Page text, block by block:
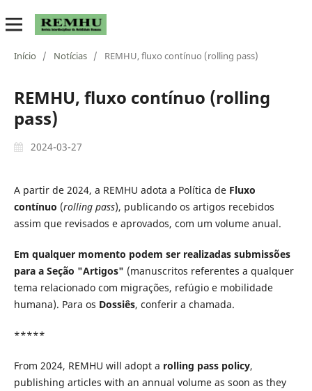
Início / Notícias / REMHU, fluxo contínuo (rolling pass)
REMHU, fluxo contínuo (rolling
pass)
2024-03-27
A partir de 2024, a REMHU adota a Política de Fluxo
contínuo (rolling pass), publicando os artigos recebidos
assim que revisados e aprovados, com um volume anual.
Em qualquer momento podem ser realizadas submissões
para a Seção "Artigos" (manuscritos referentes a qualquer
tema relacionado com migrações, refúgio e mobilidade
humana). Para os Dossiês, conferir a chamada.
*****
From 2024, REMHU will adopt a rolling pass policy,
publishing articles with an annual volume as soon as they